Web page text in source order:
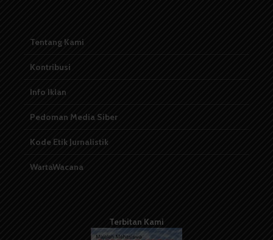
Tentang Kami
Kontribusi
Info Iklan
Pedoman Media Siber
Kode Etik Jurnalistik
WartaWacana
Terbitan Kami